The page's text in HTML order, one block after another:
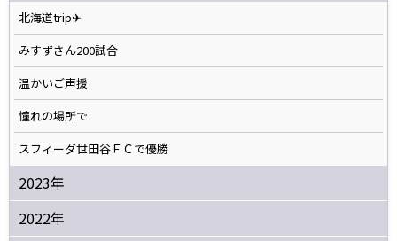
北海道trip✈
みすずさん200試合
温かいご声援
憧れの場所で
スフィーダ世田谷ＦＣで優勝
2023年
2022年